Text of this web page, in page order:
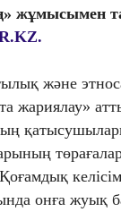
жұмысымен
және
жариялау»
онға жуық